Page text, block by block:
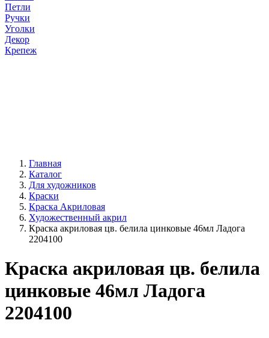
Петли
Ручки
Уголки
Декор
Крепеж
Главная
Каталог
Для художников
Краски
Краска Акриловая
Художественный акрил
Краска акриловая цв. белила цинковые 46мл Ладога
2204100
Краска акриловая цв. белила
цинковые 46мл Ладога
2204100